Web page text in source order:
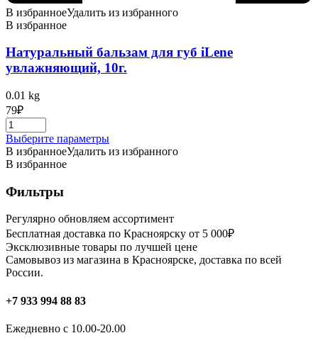
В избранноеУдалить из избранного
В избранное
Натуральный бальзам для губ iLene
увлажняющий, 10г.
0.01 kg
79₽
Выберите параметрыЭтот
товар
можно
выбрать
на
странице
товара.
В избранноеУдалить из избранного
В избранное
Фильтры
Регулярно обновляем ассортимент
Бесплатная доставка по Красноярску от 5 000₽
Эксклюзивные товары по лучшей цене
Самовывоз из магазина в Красноярске, доставка по всей
России.
+7 933 994 88 83
Ежедневно с 10.00-20.00